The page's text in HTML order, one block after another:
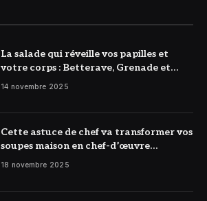
La salade qui réveille vos papilles et
votre corps : Betterave, Grenade et
Citron à l’honneur
14 novembre 2025
Cette astuce de chef va transformer vos
soupes maison en chef-d’œuvre
réconfortant
18 novembre 2025